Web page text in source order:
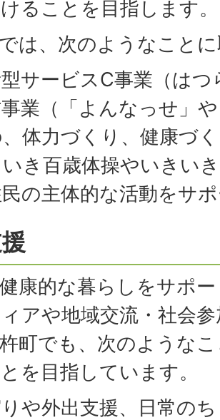
ることを目指します。
は、次のようなこと
サービスC事業（は
業（「よんなっせ」
体力づくり、健康づ
き百歳体操やいきい
の主体的な活動をサ
康的な暮らしをサポ
アや地域交流・社会
町でも、次のような
を目指しています。
りや外出支援、日常の